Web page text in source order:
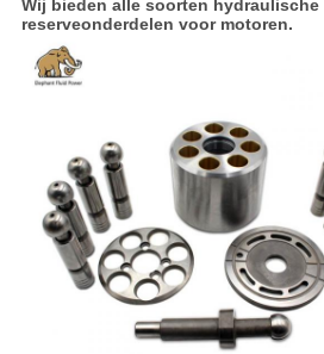
Wij bieden alle soorten hydraulische
reserveonderdelen voor motoren.